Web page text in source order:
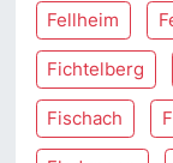
Fellheim
Fichtelberg
Fischach